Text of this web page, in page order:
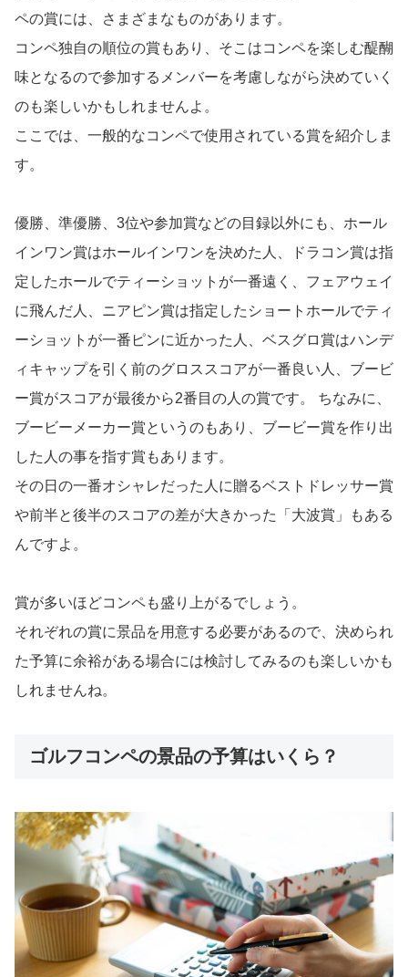
ペの賞には、さまざまなものがあります。
コンペ独自の順位の賞もあり、そこはコンペを楽しむ醍醐
味となるので参加するメンバーを考慮しながら決めていく
のも楽しいかもしれませんよ。
ここでは、一般的なコンペで使用されている賞を紹介しま
す。
優勝、準優勝、3位や参加賞などの目録以外にも、ホール
インワン賞はホールインワンを決めた人、ドラコン賞は指
定したホールでティーショットが一番遠く、フェアウェイ
に飛んだ人、ニアピン賞は指定したショートホールでティ
ーショットが一番ピンに近かった人、ベスグロ賞はハンデ
ィキャップを引く前のグロススコアが一番良い人、ブービ
ー賞がスコアが最後から2番目の人の賞です。 ちなみに、
ブービーメーカー賞というのもあり、ブービー賞を作り出
した人の事を指す賞もあります。
その日の一番オシャレだった人に贈るベストドレッサー賞
や前半と後半のスコアの差が大きかった「大波賞」もある
んですよ。
賞が多いほどコンペも盛り上がるでしょう。
それぞれの賞に景品を用意する必要があるので、決められ
た予算に余裕がある場合には検討してみるのも楽しいかも
しれませんね。
ゴルフコンペの景品の予算はいくら？